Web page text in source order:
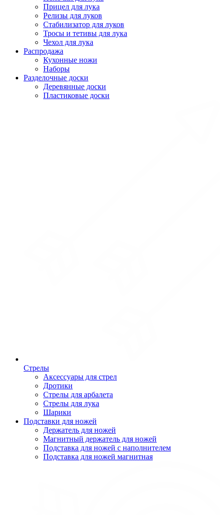
Прицел для лука
Релизы для луков
Стабилизатор для луков
Тросы и тетивы для лука
Чехол для лука
Распродажа
Кухонные ножи
Наборы
Разделочные доски
Деревянные доски
Пластиковые доски
Стрелы
Аксессуары для стрел
Дротики
Стрелы для арбалета
Стрелы для лука
Шарики
Подставки для ножей
Держатель для ножей
Магнитный держатель для ножей
Подставка для ножей с наполнителем
Подставка для ножей магнитная